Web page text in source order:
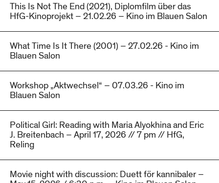
This Is Not The End (2021), Diplomfilm über das
HfG-Kinoprojekt – 21.02.26 – Kino im Blauen Salon
What Time Is It There (2001) – 27.02.26 - Kino im
Blauen Salon
Workshop „Aktwechsel“ – 07.03.26 - Kino im
Blauen Salon
Political Girl: Reading with Maria Alyokhina and Eric
J. Breitenbach – April 17, 2026 // 7 pm // HfG,
Reling
Movie night with discussion: Duett för kannibaler –